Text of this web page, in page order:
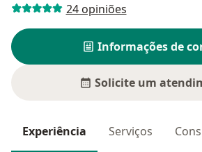
24 opiniões
Informações de
Solicite um
Experiência Serviços